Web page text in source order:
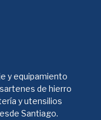
y equipamiento
de hierro
y utensilios
Santiago.